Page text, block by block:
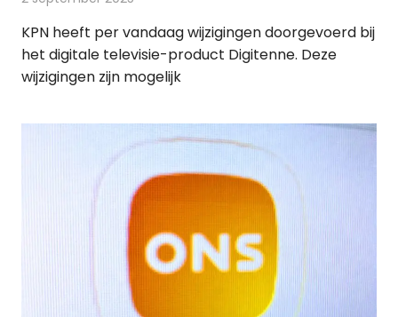
KPN heeft per vandaag wijzigingen doorgevoerd bij
het digitale televisie-product Digitenne. Deze
wijzigingen zijn mogelijk